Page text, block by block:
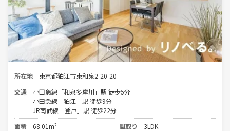
所在地
東京都狛江市東和泉2-20-20
交通
小田急線「和泉多摩川」駅 徒歩5分
小田急線「狛江」駅 徒歩9分
JR南武線「登戸」駅 徒歩22分
面積
68.01m² 間取り
3LDK